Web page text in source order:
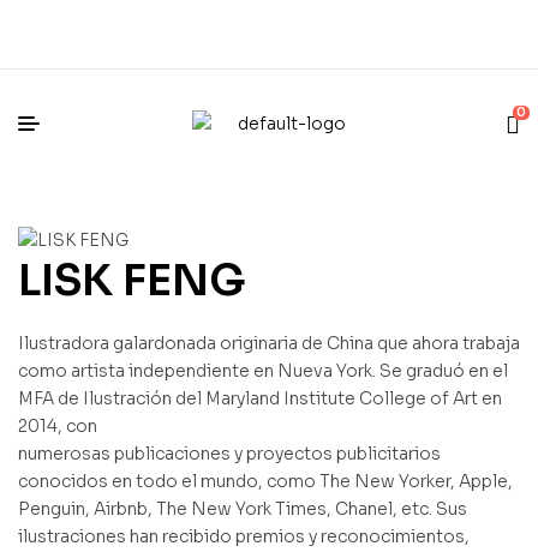
0
LISK FENG
Ilustradora galardonada originaria de China que ahora trabaja
como artista independiente en Nueva York. Se graduó en el
MFA de Ilustración del Maryland Institute College of Art en
2014, con
numerosas publicaciones y proyectos publicitarios
conocidos en todo el mundo, como The New Yorker, Apple,
Penguin, Airbnb, The New York Times, Chanel, etc. Sus
ilustraciones han recibido premios y reconocimientos,